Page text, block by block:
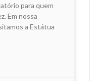
para quem
Em nossa
a Estátua